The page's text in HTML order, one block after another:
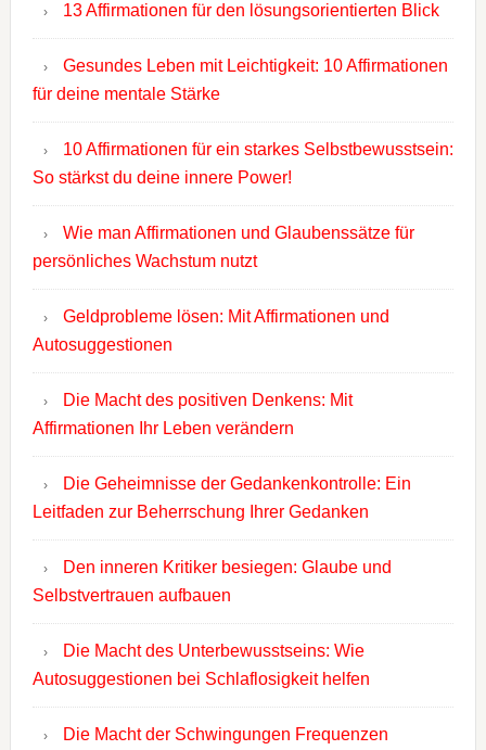
13 Affirmationen für den lösungsorientierten Blick
Gesundes Leben mit Leichtigkeit: 10 Affirmationen
für deine mentale Stärke
10 Affirmationen für ein starkes Selbstbewusstsein:
So stärkst du deine innere Power!
Wie man Affirmationen und Glaubenssätze für
persönliches Wachstum nutzt
Geldprobleme lösen: Mit Affirmationen und
Autosuggestionen
Die Macht des positiven Denkens: Mit
Affirmationen Ihr Leben verändern
Die Geheimnisse der Gedankenkontrolle: Ein
Leitfaden zur Beherrschung Ihrer Gedanken
Den inneren Kritiker besiegen: Glaube und
Selbstvertrauen aufbauen
Die Macht des Unterbewusstseins: Wie
Autosuggestionen bei Schlaflosigkeit helfen
Die Macht der Schwingungen Frequenzen